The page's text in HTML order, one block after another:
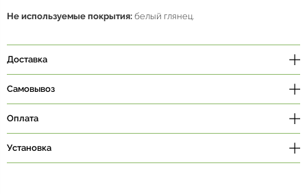
Не используемые покрытия: белый глянец.
Доставка
Самовывоз
Оплата
Установка